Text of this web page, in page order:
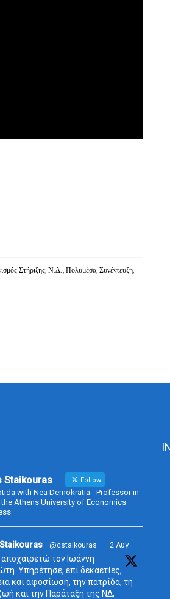
Στήριξης, Ν.Δ., Πολυμέσα, Συνέντευξη,
Staikouras Follow
with Nea Demokratia - Professor in
the Athens University of Economics
@cstaikouras · 2 Αυγ
τον Ιωάννη
Υπηρέτησε, επί δεκαετίες,
και αφοσίωση, την πατρίδα, τη
και την Παράταξη της ΝΔ,